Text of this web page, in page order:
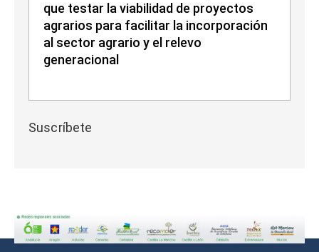
que testar la viabilidad de proyectos
agrarios para facilitar la incorporación
al sector agrario y el relevo
generacional
Suscríbete